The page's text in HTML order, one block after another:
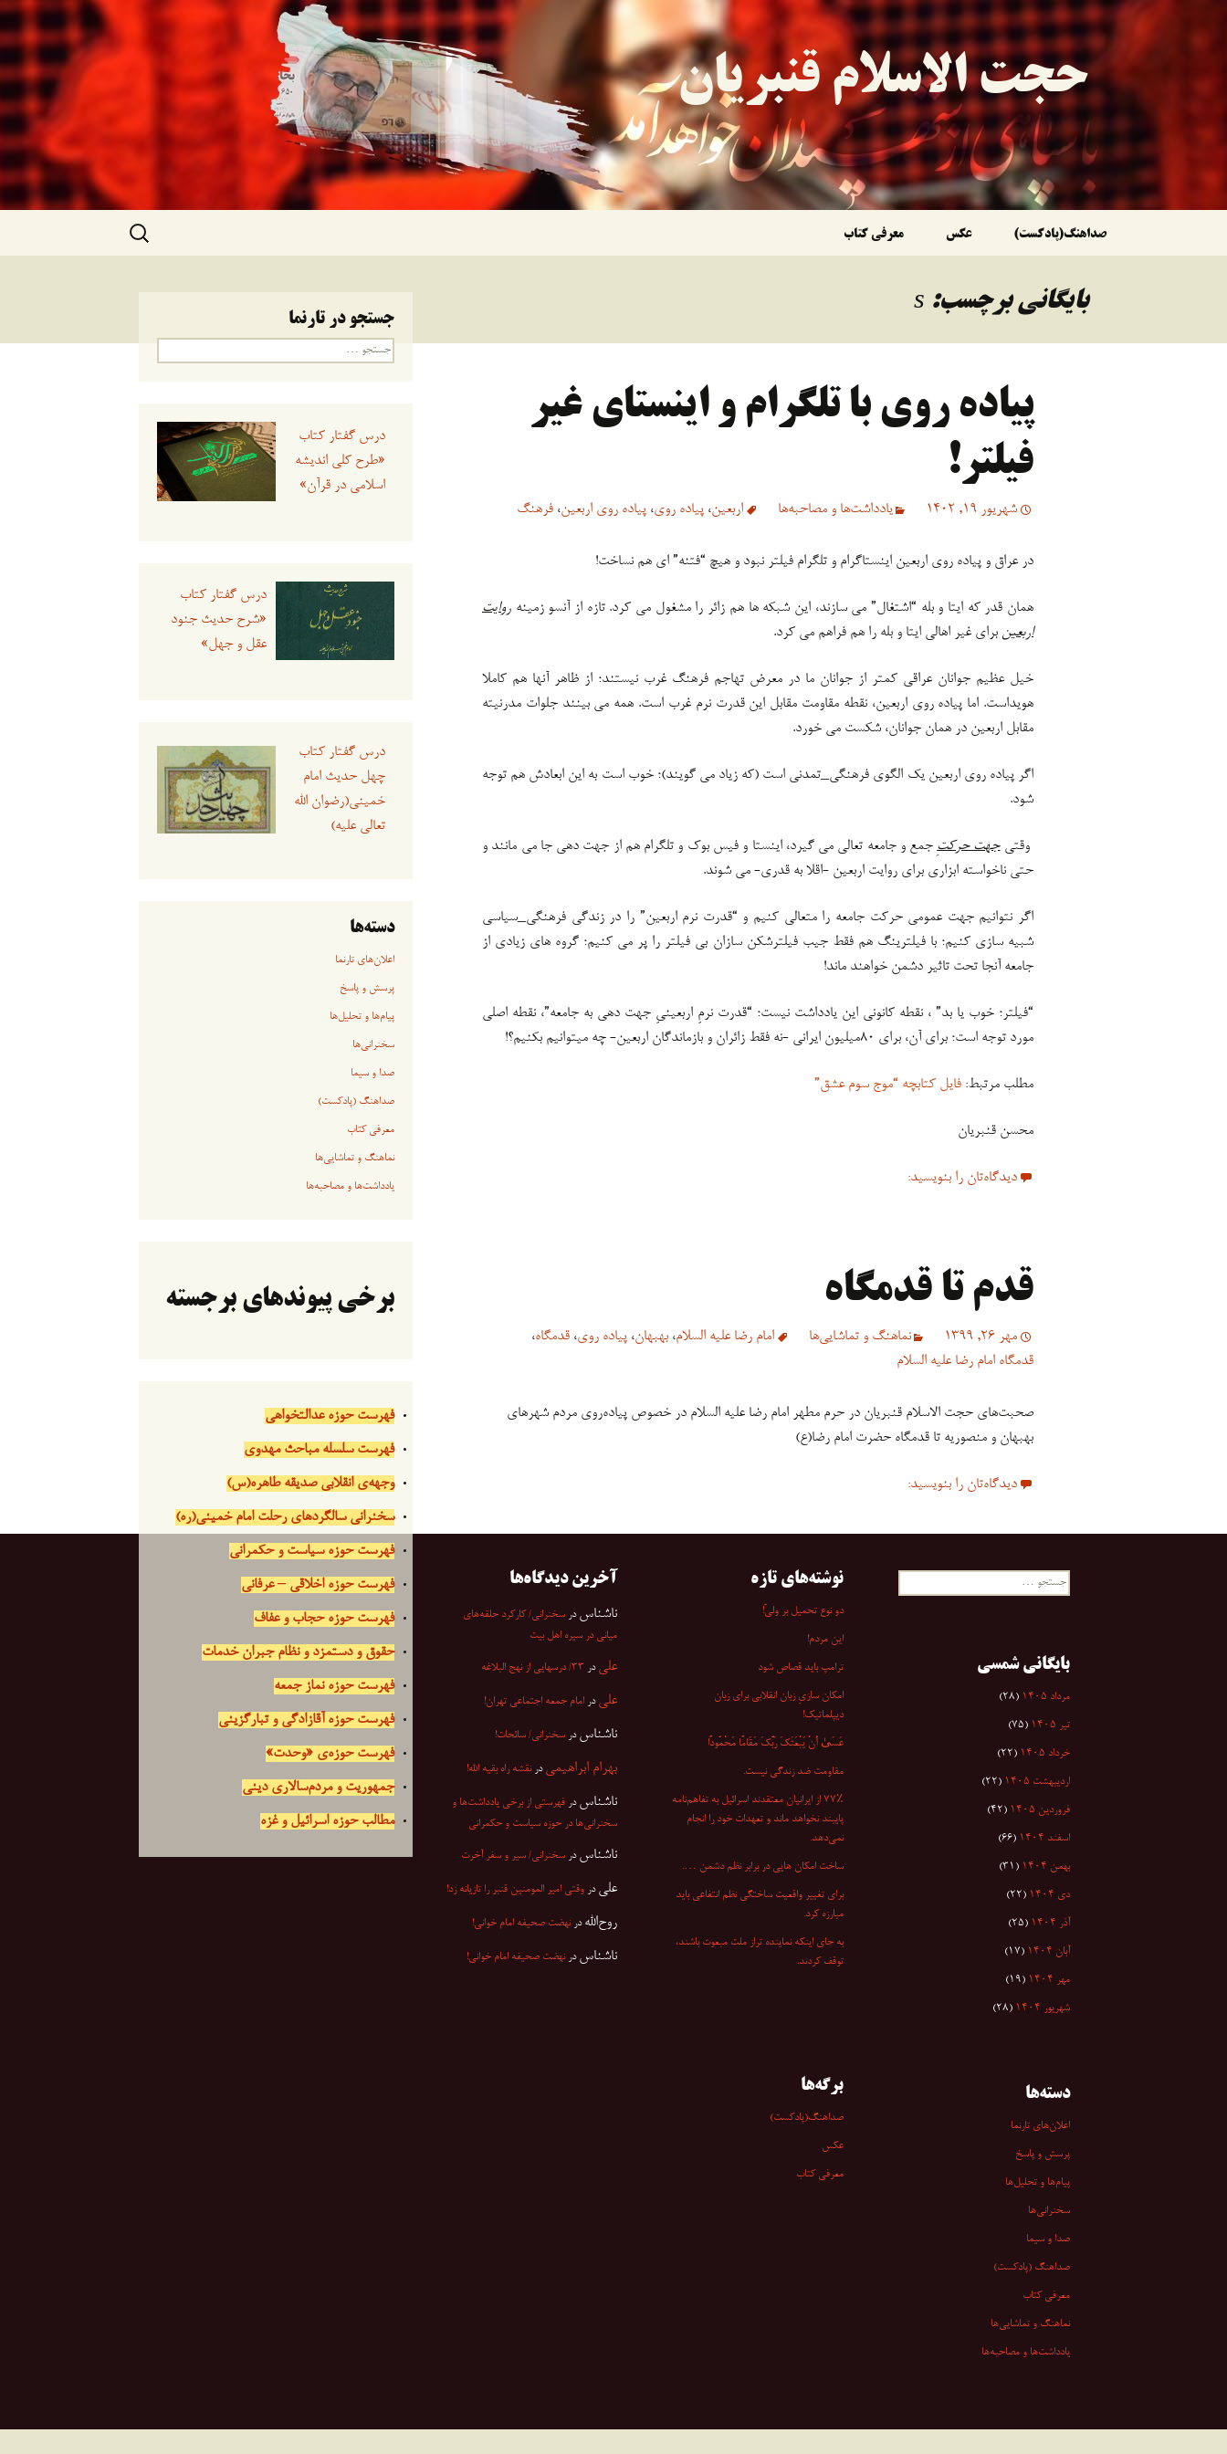
حجت الاسلام قنبریان
رفتن
نوشته‌ها
صداهنگ(پادکست) عکس معرفی کتاب
جستجو
برای:
بایگانی برچسب: s
پیاده روی با تلگرام و اینستای غیر
فیلتر!
شهریور 19, 1402 یادداشت‌ها و مصاحبه‌ها اربعین، پیاده روی، پیاده روی اربعین، فرهنگ
در عراق و پیاده روی اربعین اینستاگرام و تلگرام فیلتر نبود و هیچ “فتنه” ای هم نساخت!
همان قدر که ایتا و بله “اشتغال” می سازند، این شبکه ها هم زائر را مشغول می کرد. تازه از آنسو زمینه روایت
اربعین برای غیر اهالی ایتا و بله را هم فراهم می کرد.
خیل عظیم جوانان عراقی کمتر از جوانان ما در معرض تهاجم فرهنگ غرب نیستند؛ از ظاهر آنها هم کاملا
هویداست. اما پیاده روی اربعین، نقطه مقاومت مقابل این قدرت نرم غرب است. همه می بینند جلوات مدرنیته
مقابل اربعین در همان جوانان، شکست می خورد.
اگر پیاده روی اربعین یک الگوی فرهنگی_تمدنی است (که زیاد می گویند)؛ خوب است به این ابعادش هم توجه
شود.
وقتیجهت حرکتِجمع و جامعه تعالی می گیرد، اینستا و فیس بوک و تلگرام هم از جهت دهی جا می مانند و
حتی ناخواسته ابزاری برای روایت اربعین -اقلا به قدری- می شوند.
اگر نتوانیم جهت عمومی حرکت جامعه را متعالی کنیم و “قدرت نرم اربعین” را در زندگی فرهنگی_سیاسی
شبیه سازی کنیم؛ با فیلترینگ هم فقط جیب فیلترشکن سازان بی فیلتر را پر می کنیم؛ گروه های زیادی از
جامعه آنجا تحت تاثیر دشمن خواهند ماند!
“فیلتر؛ خوب یا بد” ، نقطه کانونی این یادداشت نیست؛ “قدرت نرمِ اربعینیِ جهت دهی به جامعه”، نقطه اصلی
مورد توجه است؛ برای آن، برای ۸۰میلیون ایرانی -نه فقط زائران و بازماندگان اربعین- چه میتوانیم بکنیم؟!
مطلب مرتبط: فایل کتابچه “موج سوم عشق”
محسن قنبریان
دیدگاه‌تان را بنویسید:
قدم تا قدمگاه
مهر 26, 1399 نماهنگ و تماشایی‌ها امام رضا علیه السلام، بهبهان، پیاده روی، قدمگاه،
قدمگاه امام رضا علیه السلام
صحبت‌های حجت الاسلام قنبریان در حرم مطهر امام رضا علیه السلام در خصوص پیاده‌روی مردم شهرهای
بهبهان و منصوریه تا قدمگاه حضرت امام رضا(ع)
دیدگاه‌تان را بنویسید:
جستجو در تارنما
جستجو
درس گفتار کتاب
«طرح کلی اندیشه
اسلامی در قرآن»
درس گفتار کتاب
«شرح حدیث جنود
عقل و جهل»
درس گفتار کتاب
چهل حدیث امام
خمینی(رضوان الله
تعالی علیه)
دسته‌ها
اعلان‌های تارنما
پرسش و پاسخ
پیام‌ها و تحلیل‌ها
سخنرانی‏‏‌ها
صدا و سیما
صداهنگ (پادکست)
معرفی کتاب
نماهنگ و تماشایی‌ها
یادداشت‌ها و مصاحبه‌ها
برخی پیوندهای برجسته
فهرست حوزه عدالتخواهی
فهرست سلسله مباحث مهدوی
وجهه‌ی انقلابی صدیقه طاهره(س)
سخنرانی سالگردهای رحلت امام خمینی(ره)
فهرست حوزه سیاست و حکمرانی
فهرست حوزه اخلاقی – عرفانی
فهرست حوزه حجاب و عفاف
حقوق و دستمزد و نظام جبران خدمات
فهرست حوزه نماز جمعه
فهرست حوزه آقازادگی و تبارگزینی
فهرست حوزه‌ی «وحدت»
جمهوریت و مردم‌سالاری دینی
مطالب حوزه اسرائیل و غزه
جستجو
نوشته‌های تازه
دو نوع تحمیل بر ولیّ!
این مردم!
ترامپ باید قصاص شود
امکان سازیِ زبان انقلابی برای زبان
دیپلماتیک!
عَسَىٰ أَنْ یَبْعَثَکَ رَبُّکَ مَقَامًا مَحْمُودًا
مقاومت ضد زندگی نیست.
۷۷٪ از ایرانیان معتقدند اسرائیل به تفاهم‌نامه
پایبند نخواهد ماند و تعهدات خود را انجام
نمی‌دهد.
ساخت امکان هایی در برابر نظم دشمن ….
برای تغییر واقعیت ساختگی نظم انتفاعی باید
مبارزه کرد.
به جای اینکه نماینده تراز ملت مبعوث باشند،
توقف کردند.
آخرین دیدگاه‌ها
ناشناس در سخنرانی/ کارکرد حلقه‌های
میانی در سیره اهل بیت
علی در ۳۳/ درسهایی از نهج البلاغه
علی در امام جمعه اجتماعی تهران!
ناشناس در سخنرانی/ سائحات!
بهرام ابراهیمی درنقشه راه بقیه الله!
ناشناس در فهرستی از برخی یادداشت‌ها و
سخنرانی‌ها در حوزه سیاست و حکمرانی
ناشناس در سخنرانی/ سیر و سفر آخرت
علی در وقتی امیر المومنین قنبر را تازیانه زد!
روح‌الله درنهضت صحیفه امام خوانی!
ناشناس درنهضت صحیفه امام خوانی!
بایگانی شمسی
مرداد ۱۴۰۵ (۲۸)
تیر ۱۴۰۵ (۷۵)
خرداد ۱۴۰۵ (۲۲)
اردیبهشت ۱۴۰۵ (۲۲)
فروردین ۱۴۰۵ (۴۲)
اسفند ۱۴۰۴ (۶۶)
بهمن ۱۴۰۴ (۳۱)
دی ۱۴۰۴ (۲۲)
آذر ۱۴۰۴ (۲۵)
آبان ۱۴۰۴ (۱۷)
مهر ۱۴۰۴ (۱۹)
شهریور ۱۴۰۴ (۲۸)
برگه‌ها
صداهنگ(پادکست)
عکس
معرفی کتاب
دسته‌ها
اعلان‌های تارنما
پرسش و پاسخ
پیام‌ها و تحلیل‌ها
سخنرانی‏‏‌ها
صدا و سیما
صداهنگ (پادکست)
معرفی کتاب
نماهنگ و تماشایی‌ها
یادداشت‌ها و مصاحبه‌ها